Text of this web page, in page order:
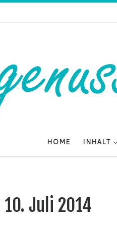
HOME INHALT
10. Juli 2014